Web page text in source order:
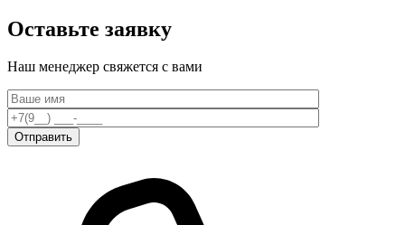
Оставьте заявку
Наш менеджер свяжется c вами